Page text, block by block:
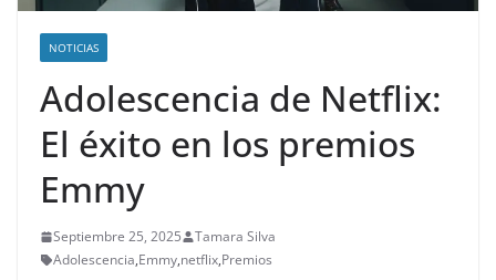
NOTICIAS
Adolescencia de Netflix:
El éxito en los premios
Emmy
Septiembre 25, 2025
Tamara Silva
Adolescencia,Emmy,netflix,Premios